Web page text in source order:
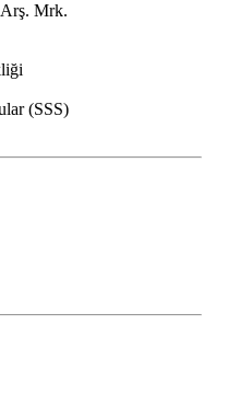
Mrk.
(SSS)